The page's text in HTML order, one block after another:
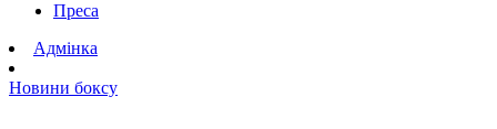
Преса
Адмінка
Новини боксу